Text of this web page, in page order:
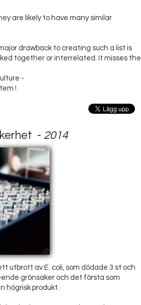
are likely to have many similar
drawback to creating such a list is
together or interrelated. It misses the
-
!
- 2014
utbrott av E. coli, som dödade 3 st och
grönsaker och det första som
högrisk produkt.